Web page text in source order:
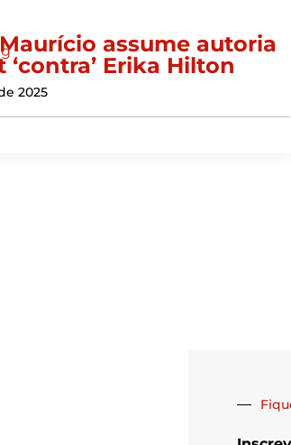
assume autoria
‘contra’ Erika Hilton
2025